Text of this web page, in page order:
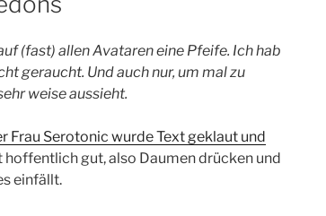
(fast) allen Avataren eine Pfeife. Ich hab
geraucht. Und auch nur, um mal zu
weise aussieht.
Frau Serotonic wurde Text geklaut und
hoffentlich gut, also Daumen drücken und
einfällt.